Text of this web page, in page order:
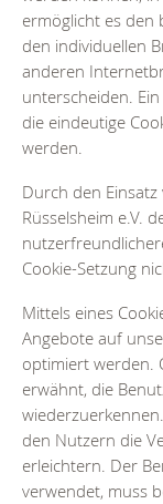
ermöglicht es den
den individuellen
anderen
unterscheiden.
die eindeutige
werden.
Durch den
Rüsselsheim e.V.
Cookie-Setzung
Mittels eines
Angebote auf
optimiert werden.
erwähnt, die
den Nutzern die
erleichtern. Der
verwendet, muss